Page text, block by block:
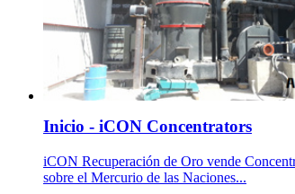
Inicio - iCON Concentrators
iCON Recuperación de Oro vende
sobre el Mercurio de las Naciones...